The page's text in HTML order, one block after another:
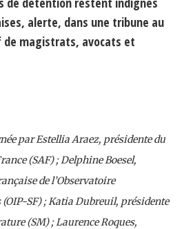
alerte, dans une tribune au
magistrats, avocats et
par Estellia Araez, présidente du
(SAF) ; Delphine Boesel,
de l’Observatoire
SF) ; Katia Dubreuil, présidente
(SM) ; Laurence Roques,